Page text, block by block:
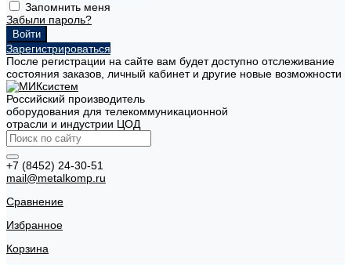
Запомнить меня
Забыли пароль?
Зарегистрироваться
После регистрации на сайте вам будет доступно отслеживание
состояния заказов, личный кабинет и другие новые возможности
Российский производитель
оборудования для телекоммуникационной
отрасли и индустрии ЦОД
+7 (8452) 24-30-51
mail@metalkomp.ru
Сравнение
Избранное
Корзина